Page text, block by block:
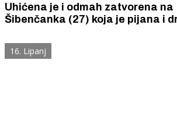
Uhićena je i odmah zatvorena na
Šibenčanka (27) koja je pijana i
16. Lipanj